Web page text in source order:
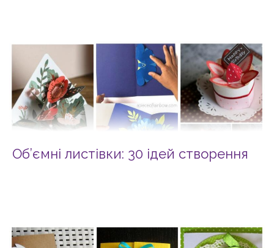
Об’ємні листівки: 30 ідей створення